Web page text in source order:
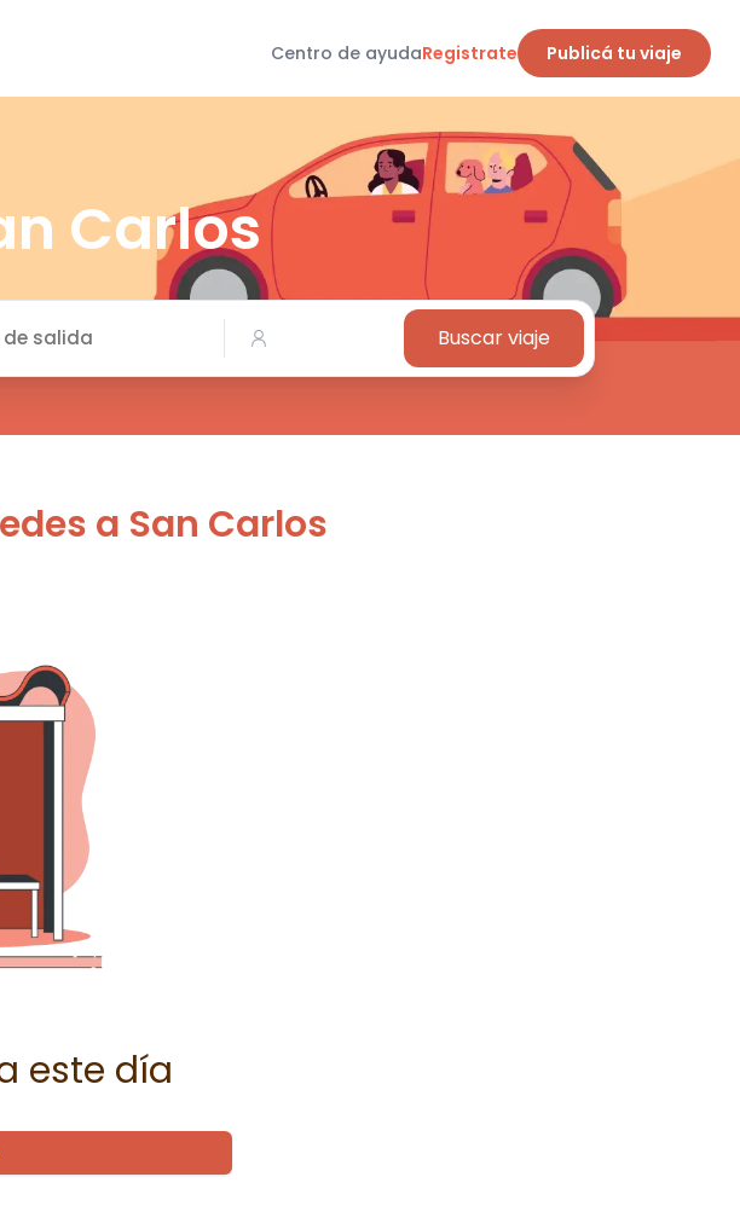
Centro de ayudaRegistrate Publicá tu viaje
Carlos
de salida Buscar viaje
a San Carlos
este día